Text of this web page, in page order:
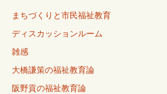
まちづくりと市民福祉教育
ディスカッションルーム
雑感
大橋謙策の福祉教育論
阪野貢の福祉教育論